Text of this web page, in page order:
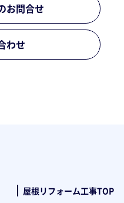
お問合せ
わせ
屋根リフォーム工事TOP